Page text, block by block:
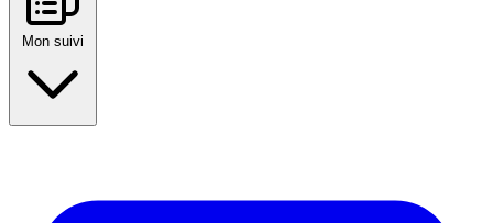
Mon suivi